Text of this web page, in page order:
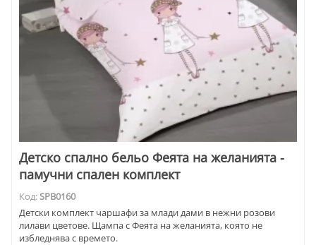
Детско спално бельо Феята на желанията -
памучни спален комплект
Код:SPB0160
Детски комплект чаршафи за млади дами в нежни розови
лилави цветове. Щампа с Феята на желанията, която не
избледнява с времето.